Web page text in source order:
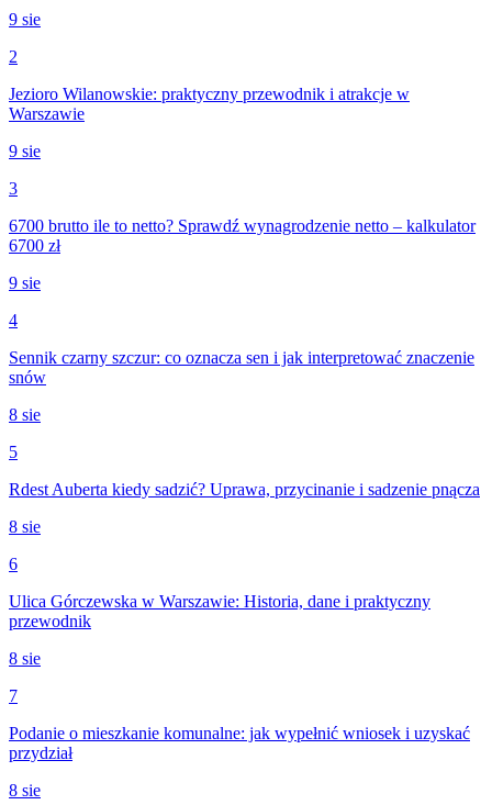
9 sie
2
Jezioro Wilanowskie: praktyczny przewodnik i atrakcje w
Warszawie
9 sie
3
6700 brutto ile to netto? Sprawdź wynagrodzenie netto – kalkulator
6700 zł
9 sie
4
Sennik czarny szczur: co oznacza sen i jak interpretować znaczenie
snów
8 sie
5
Rdest Auberta kiedy sadzić? Uprawa, przycinanie i sadzenie pnącza
8 sie
6
Ulica Górczewska w Warszawie: Historia, dane i praktyczny
przewodnik
8 sie
7
Podanie o mieszkanie komunalne: jak wypełnić wniosek i uzyskać
przydział
8 sie